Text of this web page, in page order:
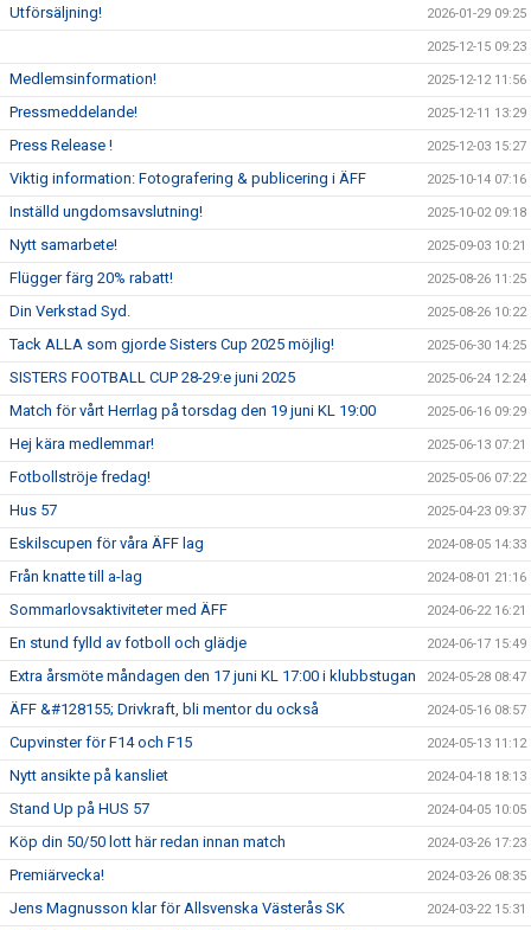
Utförsäljning! 2026-01-29 09:25
2025-12-15 09:23
Medlemsinformation! 2025-12-12 11:56
Pressmeddelande! 2025-12-11 13:29
Press Release ! 2025-12-03 15:27
Viktig information: Fotografering & publicering i ÄFF 2025-10-14 07:16
Inställd ungdomsavslutning! 2025-10-02 09:18
Nytt samarbete! 2025-09-03 10:21
Flügger färg 20% rabatt! 2025-08-26 11:25
Din Verkstad Syd. 2025-08-26 10:22
Tack ALLA som gjorde Sisters Cup 2025 möjlig! 2025-06-30 14:25
SISTERS FOOTBALL CUP 28-29:e juni 2025 2025-06-24 12:24
Match för vårt Herrlag på torsdag den 19 juni KL 19:00 2025-06-16 09:29
Hej kära medlemmar! 2025-06-13 07:21
Fotbollströje fredag! 2025-05-06 07:22
Hus 57 2025-04-23 09:37
Eskilscupen för våra ÄFF lag 2024-08-05 14:33
Från knatte till a-lag 2024-08-01 21:16
Sommarlovsaktiviteter med ÄFF 2024-06-22 16:21
En stund fylld av fotboll och glädje 2024-06-17 15:49
Extra årsmöte måndagen den 17 juni KL 17:00 i klubbstugan 2024-05-28 08:47
ÄFF &#128155; Drivkraft, bli mentor du också 2024-05-16 08:57
Cupvinster för F14 och F15 2024-05-13 11:12
Nytt ansikte på kansliet 2024-04-18 18:13
Stand Up på HUS 57 2024-04-05 10:05
Köp din 50/50 lott här redan innan match 2024-03-26 17:23
Premiärvecka! 2024-03-26 08:35
Jens Magnusson klar för Allsvenska Västerås SK 2024-03-22 15:31